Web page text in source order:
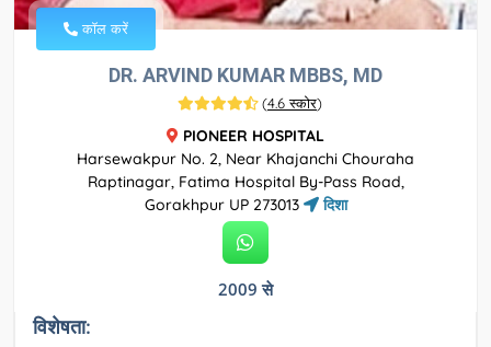
कॉल करें
DR. ARVIND KUMAR MBBS, MD
(4.6 स्कोर)
PIONEER HOSPITAL
Harsewakpur No. 2, Near Khajanchi Chouraha
Raptinagar, Fatima Hospital By-Pass Road,
Gorakhpur UP 273013
दिशा
2009 से
विशेषता: